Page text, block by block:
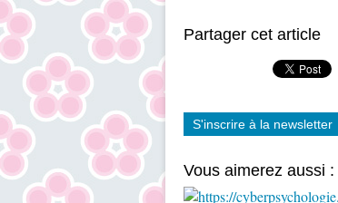
Partager cet article
S'inscrire à la newsletter
Vous aimerez aussi :